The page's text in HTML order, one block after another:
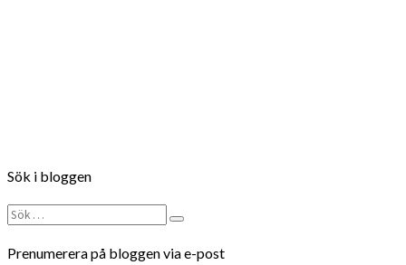
Sök i bloggen
Sök
efter:
Sök
Prenumerera på bloggen via e-post